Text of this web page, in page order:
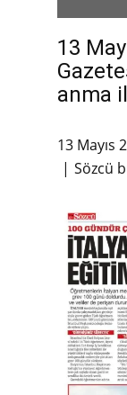
13
anma
13 Mayıs
Sözcü